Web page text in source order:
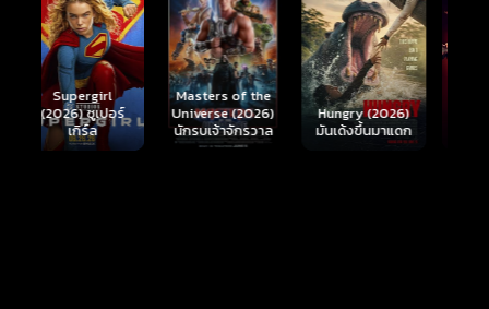
Masters of the
Universe (2026)
นักรบเจ้าจักรวาล
Hungry (2026)
มันเด้งขึ้นมาแดก
Ready or Not 2:
Here I Come
(2026) เกมพร้อม
ตาย 2